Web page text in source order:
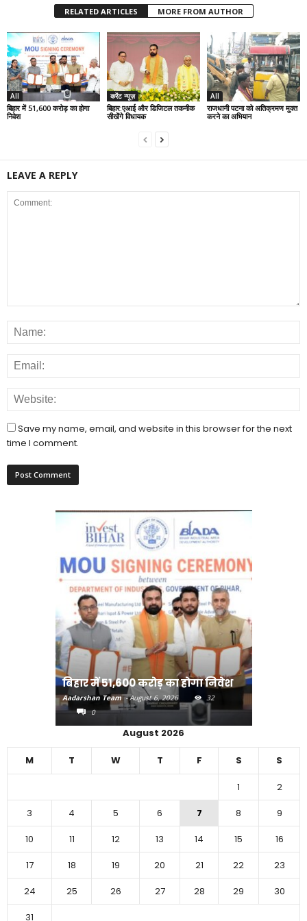
RELATED ARTICLES MORE FROM AUTHOR
All
बिहार में 51,600 करोड़ का होगा
निवेश
करेंट न्यूज़
बिहार:एआई और डिजिटल तकनीक
सीखेंगे विधायक
All
राजधानी पटना को अतिक्रमण मुक्त
करने का अभियान
LEAVE A REPLY
Save my name, email, and website in this browser for the next
time I comment.
बिहार में 51,600 करोड़ का होगा निवेश
Aadarshan Team - August 6, 2026
32
0
August 2026
M T W T F S S
1
2
3
4 5 6 7 8
9
10
11 12 13 14 15
16
17
18 19 20 21 22
23
24
25 26 27 28 29
30
31